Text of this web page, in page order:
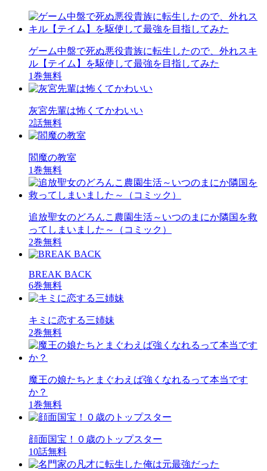
ゲーム中盤で死ぬ悪役貴族に転生したので、外れスキ
ル【テイム】を駆使して最強を目指してみた
1巻無料
灰宮先輩は怖くてかわいい
2話無料
閻魔の教室
1巻無料
追放聖女のどろんこ農園生活～いつのまにか隣国を救
ってしまいました～（コミック）
2巻無料
BREAK BACK
6巻無料
キミに恋する三姉妹
2巻無料
魔王の娘たちとまぐわえば強くなれるって本当です
か？
1巻無料
顔面国宝！０歳のトップスター
10話無料